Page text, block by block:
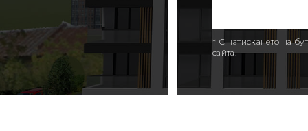
* С натискането на
сайта.